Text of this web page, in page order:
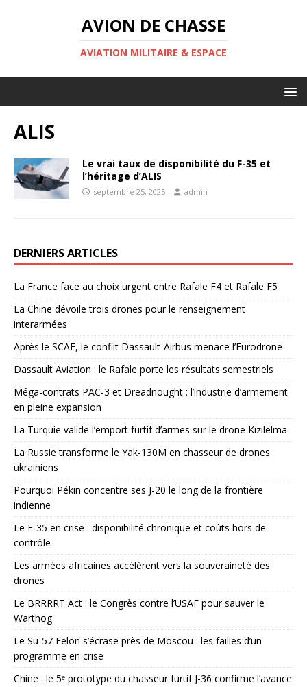
AVION DE CHASSE
AVIATION MILITAIRE & ESPACE
ALIS
Le vrai taux de disponibilité du F-35 et
l’héritage d’ALIS
septembre 25, 2025 admin
DERNIERS ARTICLES
La France face au choix urgent entre Rafale F4 et Rafale F5
La Chine dévoile trois drones pour le renseignement
interarmées
Après le SCAF, le conflit Dassault-Airbus menace l’Eurodrone
Dassault Aviation : le Rafale porte les résultats semestriels
Méga-contrats PAC-3 et Dreadnought : l’industrie d’armement
en pleine expansion
La Turquie valide l’emport furtif d’armes sur le drone Kızılelma
La Russie transforme le Yak-130M en chasseur de drones
ukrainiens
Pourquoi Pékin concentre ses J-20 le long de la frontière
indienne
Le F-35 en crise : disponibilité chronique et coûts hors de
contrôle
Les armées africaines accélèrent vers la souveraineté des
drones
Le BRRRRT Act : le Congrès contre l’USAF pour sauver le
Warthog
Le Su-57 Felon s’écrase près de Moscou : les failles d’un
programme en crise
Chine : le 5ᵉ prototype du chasseur furtif J-36 confirme l’avance